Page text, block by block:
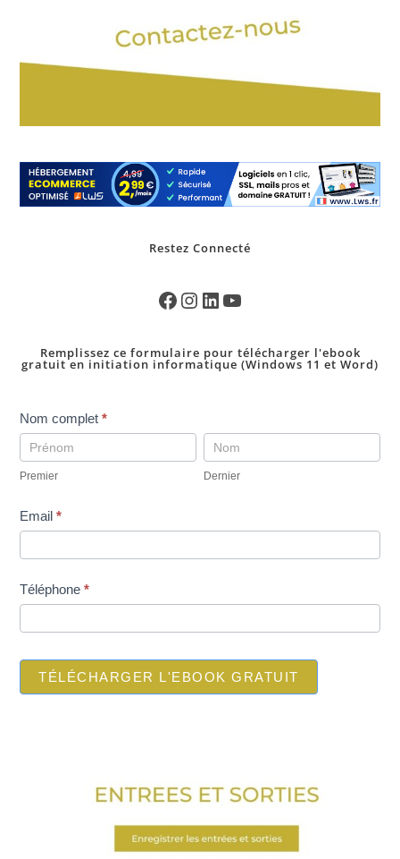
Restez Connecté
Remplissez ce formulaire pour télécharger l'ebook
gratuit en initiation informatique (Windows 11 et Word)
pop
up
telechargement
ebookINI-
Nom complet*
Premier
Premier
Dernier
Dernier
Email*
Téléphone*
TÉLÉCHARGER L'EBOOK GRATUIT